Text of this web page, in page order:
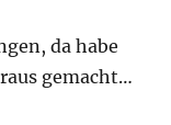
da habe
gemacht…